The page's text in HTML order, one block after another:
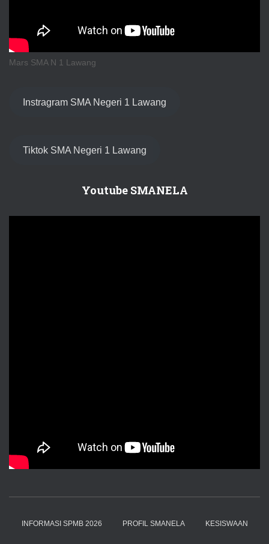
Mars SMA N 1 Lawang
Instragram SMA Negeri 1 Lawang
Tiktok SMA Negeri 1 Lawang
Youtube SMANELA
INFORMASI SPMB 2026 PROFIL SMANELA KESISWAAN